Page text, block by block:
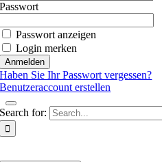
Passwort
Passwort anzeigen
Login merken
Haben Sie Ihr Passwort vergessen?
Benutzeraccount erstellen
Search for: